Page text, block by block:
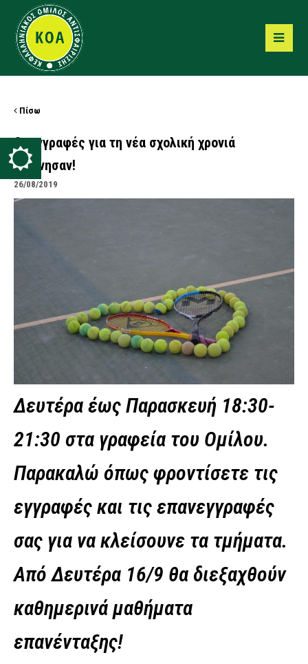
Πίσω
Οι εγγραφές για τη νέα σχολική χρονιά
ξεκίνησαν!
26/08/2019
Δευτέρα έως Παρασκευή 18:30-
21:30 στα γραφεία του Ομίλου.
Παρακαλώ όπως φροντίσετε τις
εγγραφές και τις επανεγγραφές
σας για να κλείσουνε τα τμήματα.
Από Δευτέρα 16/9 θα διεξαχθούν
καθημερινά μαθήματα
επανένταξης!